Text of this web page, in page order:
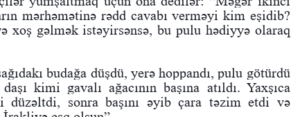
mərhəmətinə rədd cavabı verməyi kim eşidib?
xoş gəlmək istəyirsənsə, bu pulu hədiyyə olaraq
budağa düşdü, yerə hoppandı, pulu götürdü
kimi gavalı ağacının başına atıldı. Yaxşıca
düzəltdi, sonra başını əyib çara təzim etdi və